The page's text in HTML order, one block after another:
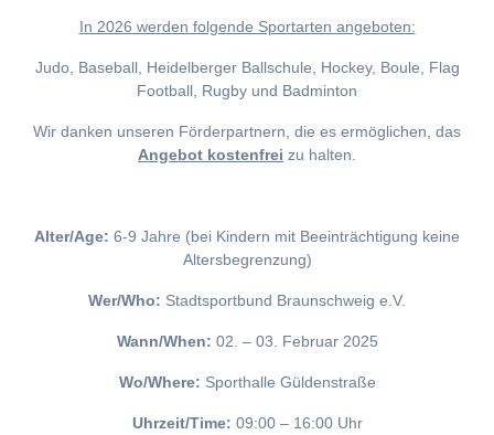
In 2026 werden folgende Sportarten angeboten:
Judo, Baseball, Heidelberger Ballschule, Hockey, Boule, Flag
Football, Rugby und Badminton
Wir danken unseren Förderpartnern, die es ermöglichen, das
Angebot kostenfrei zu halten.
Alter/Age: 6-9 Jahre (bei Kindern mit Beeinträchtigung keine
Altersbegrenzung)
Wer/Who: Stadtsportbund Braunschweig e.V.
Wann/When: 02. – 03. Februar 2025
Wo/Where: Sporthalle Güldenstraße
Uhrzeit/Time: 09:00 – 16:00 Uhr